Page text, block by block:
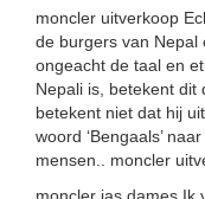
moncler uitverkoop
de burgers van Nepal
ongeacht de taal en
Nepali is, betekent dit
betekent niet dat hij
woord ‘Bengaals’
mensen.. moncler